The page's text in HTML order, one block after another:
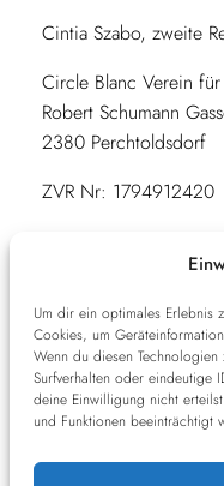
Um dir ein optimales Erlebnis
Cookies, um
Wenn du diesen
Surfverhalten oder eindeutige
deine Einwilligung nicht
und Funktionen beeinträchtigt
Cintia Szabo, zweite
Circle Blanc Verein für
Robert Schumann
2380 Perchtoldsdorf
ZVR Nr: 1794912420
www.circle-blanc.at
+43 676 9339584
Facebook